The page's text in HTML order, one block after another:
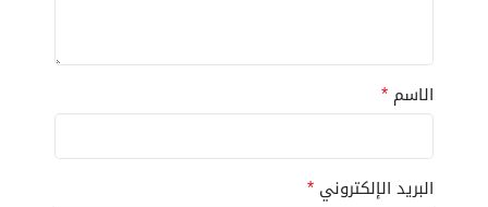
الاسم *
البريد الإلكتروني *